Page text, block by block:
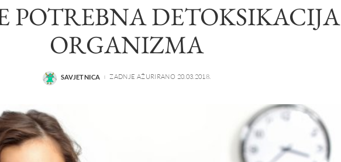
POTREBNA DETOKSIKACIJA
ORGANIZMA
POSTED
SAVJETNICA ZADNJE AŽURIRANO 20.03.2018.